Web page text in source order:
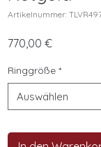
Artikelnummer:
770,00 €Preis
Ringgröße *
Auswählen